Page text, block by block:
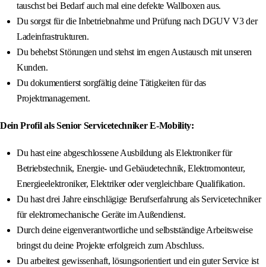
tauschst bei Bedarf auch mal eine defekte Wallboxen aus.
Du sorgst für die Inbetriebnahme und Prüfung nach DGUV V3 der
Ladeinfrastrukturen.
Du behebst Störungen und stehst im engen Austausch mit unseren
Kunden.
Du dokumentierst sorgfältig deine Tätigkeiten für das
Projektmanagement.
Dein Profil als Senior Servicetechniker E-Mobility:
Du hast eine abgeschlossene Ausbildung als Elektroniker für
Betriebstechnik, Energie- und Gebäudetechnik, Elektromonteur,
Energieelektroniker, Elektriker oder vergleichbare Qualifikation.
Du hast drei Jahre einschlägige Berufserfahrung als Servicetechniker
für elektromechanische Geräte im Außendienst.
Durch deine eigenverantwortliche und selbstständige Arbeitsweise
bringst du deine Projekte erfolgreich zum Abschluss.
Du arbeitest gewissenhaft, lösungsorientiert und ein guter Service ist